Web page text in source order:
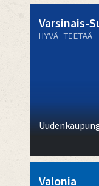
Varsinais-
HYVÄ TIETÄÄ
Valonia